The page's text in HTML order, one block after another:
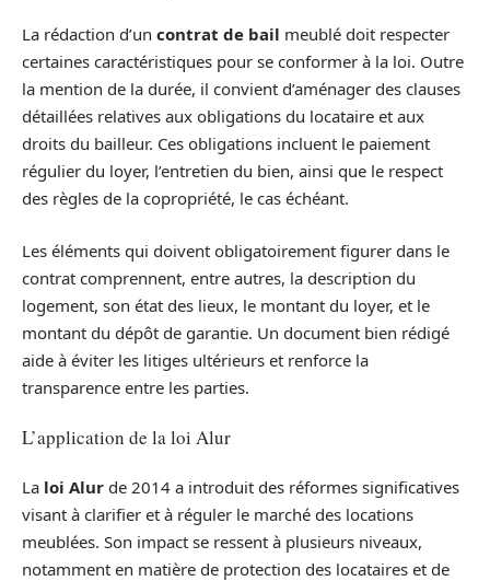
La rédaction d’un contrat de bail meublé doit respecter
certaines caractéristiques pour se conformer à la loi. Outre
la mention de la durée, il convient d’aménager des clauses
détaillées relatives aux obligations du locataire et aux
droits du bailleur. Ces obligations incluent le paiement
régulier du loyer, l’entretien du bien, ainsi que le respect
des règles de la copropriété, le cas échéant.
Les éléments qui doivent obligatoirement figurer dans le
contrat comprennent, entre autres, la description du
logement, son état des lieux, le montant du loyer, et le
montant du dépôt de garantie. Un document bien rédigé
aide à éviter les litiges ultérieurs et renforce la
transparence entre les parties.
L’application de la loi Alur
La loi Alur de 2014 a introduit des réformes significatives
visant à clarifier et à réguler le marché des locations
meublées. Son impact se ressent à plusieurs niveaux,
notamment en matière de protection des locataires et de